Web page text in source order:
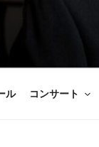
也 声
は希望
けがえ
ル コンサート